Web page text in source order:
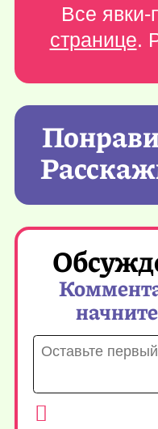
Все явки-
странице.